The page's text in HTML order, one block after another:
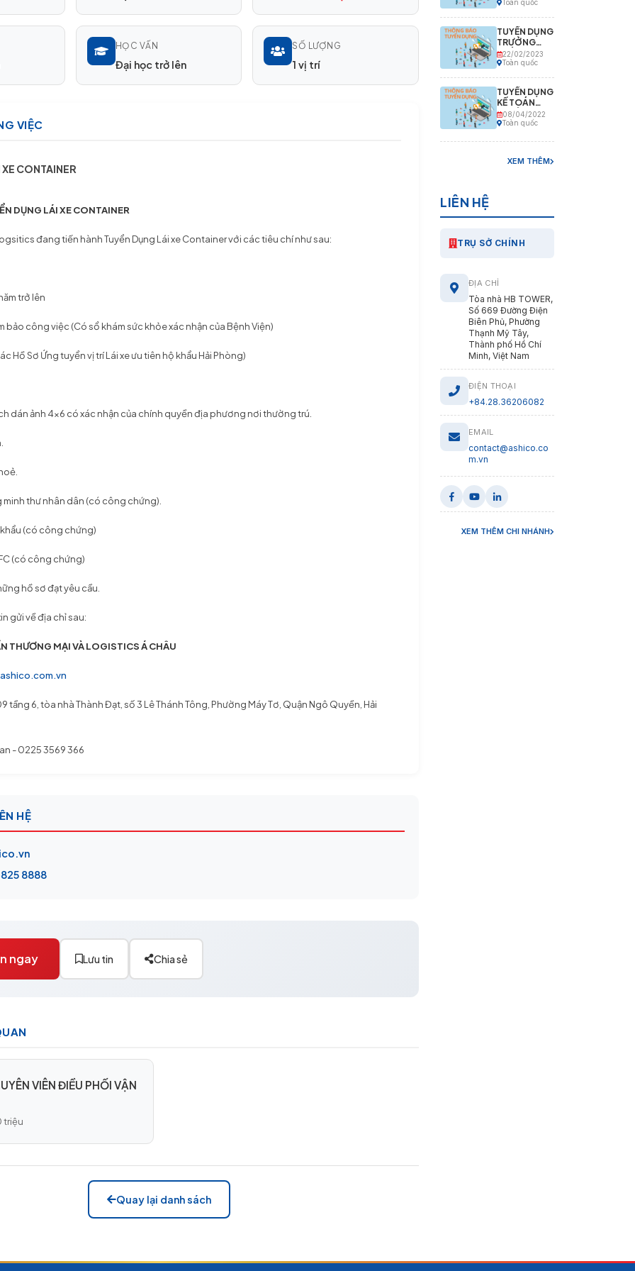
HỌC VẤN
Đại học trở lên
SỐ LƯỢNG
1 vị trí
VIỆC
CONTAINER
DỤNG LÁI XE CONTAINER
đang tiến hành Tuyển Dụng Lái xe Container với các tiêu chí như sau:
trở lên
bảo công việc (Có sổ khám sức khỏe xác nhận của Bệnh Viện)
Hồ Sơ Ứng tuyển vị trí Lái xe ưu tiên hộ khẩu Hải Phòng)
dán ảnh 4x6 có xác nhận của chính quyền địa phương nơi thường trú.
minh thư nhân dân (có công chứng).
khẩu (có công chứng)
(có công chứng)
hồ sơ đạt yêu cầu.
gửi về địa chỉ sau:
THƯƠNG MẠI VÀ LOGISTICS Á CHÂU
tầng 6, tòa nhà Thành Đạt, số 3 Lê Thánh Tông, Phường Máy Tơ, Quận Ngô Quyền, Hải
- 0225 3569 366
HỆ
8888
ngay Lưu tin Chia sẻ
VIÊN ĐIỀU PHỐI VẬN
triệu
Quay lại danh sách
Toàn quốc
TUYỂN DỤNG
TRƯỞNG
PHÒNG KINH
DOANH
22/02/2023
Toàn quốc
TUYỂN DỤNG
KẾ TOÁN
TRƯỞNG
08/04/2022
Toàn quốc
XEM THÊM
LIÊN HỆ
TRỤ SỞ CHÍNH
ĐỊA CHỈ
Tòa nhà HB TOWER,
Số 669 Đường Điện
Biên Phủ, Phường
Thạnh Mỹ Tây,
Thành phố Hồ Chí
Minh, Việt Nam
ĐIỆN THOẠI
+84.28.36206082
EMAIL
contact@ashico.co
m.vn
XEM THÊM CHI NHÁNH